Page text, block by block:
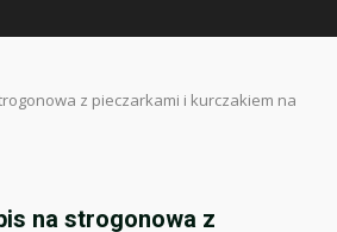
z pieczarkami i kurczakiem na
na strogonowa z